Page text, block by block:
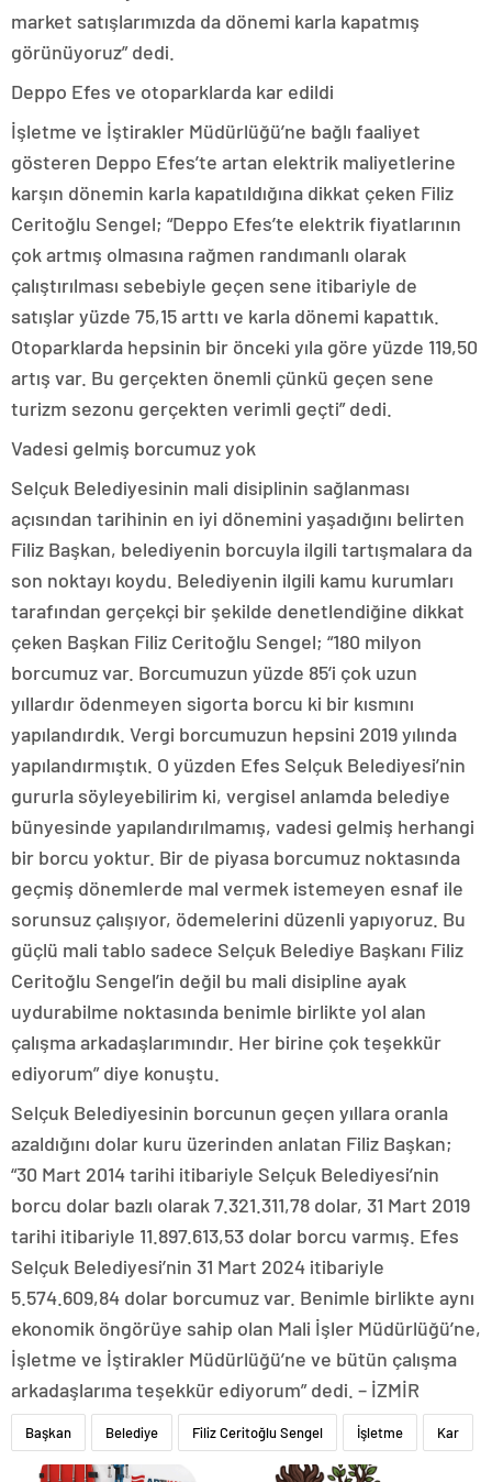
market satışlarımızda da dönemi karla kapatmış
görünüyoruz” dedi.
Deppo Efes ve otoparklarda kar edildi
İşletme ve İştirakler Müdürlüğü’ne bağlı faaliyet
gösteren Deppo Efes’te artan elektrik maliyetlerine
karşın dönemin karla kapatıldığına dikkat çeken Filiz
Ceritoğlu Sengel; “Deppo Efes’te elektrik fiyatlarının
çok artmış olmasına rağmen randımanlı olarak
çalıştırılması sebebiyle geçen sene itibariyle de
satışlar yüzde 75,15 arttı ve karla dönemi kapattık.
Otoparklarda hepsinin bir önceki yıla göre yüzde 119,50
artış var. Bu gerçekten önemli çünkü geçen sene
turizm sezonu gerçekten verimli geçti” dedi.
Vadesi gelmiş borcumuz yok
Selçuk Belediyesinin mali disiplinin sağlanması
açısından tarihinin en iyi dönemini yaşadığını belirten
Filiz Başkan, belediyenin borcuyla ilgili tartışmalara da
son noktayı koydu. Belediyenin ilgili kamu kurumları
tarafından gerçekçi bir şekilde denetlendiğine dikkat
çeken Başkan Filiz Ceritoğlu Sengel; “180 milyon
borcumuz var. Borcumuzun yüzde 85’i çok uzun
yıllardır ödenmeyen sigorta borcu ki bir kısmını
yapılandırdık. Vergi borcumuzun hepsini 2019 yılında
yapılandırmıştık. O yüzden Efes Selçuk Belediyesi’nin
gururla söyleyebilirim ki, vergisel anlamda belediye
bünyesinde yapılandırılmamış, vadesi gelmiş herhangi
bir borcu yoktur. Bir de piyasa borcumuz noktasında
geçmiş dönemlerde mal vermek istemeyen esnaf ile
sorunsuz çalışıyor, ödemelerini düzenli yapıyoruz. Bu
güçlü mali tablo sadece Selçuk Belediye Başkanı Filiz
Ceritoğlu Sengel’in değil bu mali disipline ayak
uydurabilme noktasında benimle birlikte yol alan
çalışma arkadaşlarımındır. Her birine çok teşekkür
ediyorum” diye konuştu.
Selçuk Belediyesinin borcunun geçen yıllara oranla
azaldığını dolar kuru üzerinden anlatan Filiz Başkan;
“30 Mart 2014 tarihi itibariyle Selçuk Belediyesi’nin
borcu dolar bazlı olarak 7.321.311,78 dolar, 31 Mart 2019
tarihi itibariyle 11.897.613,53 dolar borcu varmış. Efes
Selçuk Belediyesi’nin 31 Mart 2024 itibariyle
5.574.609,84 dolar borcumuz var. Benimle birlikte aynı
ekonomik öngörüye sahip olan Mali İşler Müdürlüğü’ne,
İşletme ve İştirakler Müdürlüğü’ne ve bütün çalışma
arkadaşlarıma teşekkür ediyorum” dedi. – İZMİR
Başkan Belediye Filiz Ceritoğlu Sengel İşletme Kar